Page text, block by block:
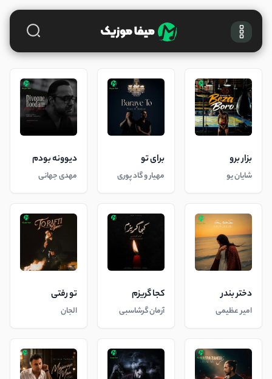
بزار برو
شایان یو
برای تو
مهیار و گاد پوری
دیوونه بودم
مهدی جهانی
دختر بندر
امیر عظیمی
کجا گریزم
آرمان گرشاسبی
تو رفتی
الجان